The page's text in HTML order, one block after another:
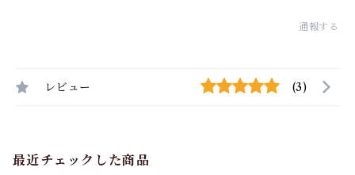
通報する
レビュー (3)
最近チェックした商品